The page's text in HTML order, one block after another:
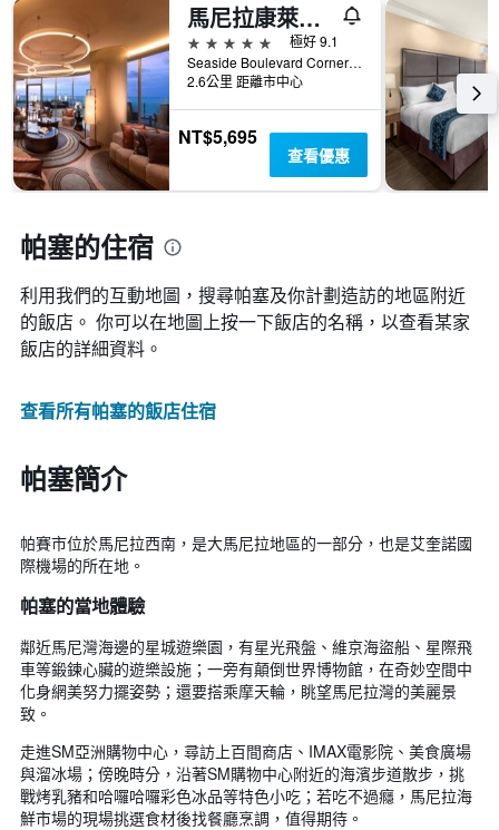
馬尼拉康萊德酒店
5星級
極好 9.1
Seaside Boulevard Corner Coral Way, 帕塞, 菲律賓
2.6公里 距離市中心
NT$5,695
查看優惠
帕塞的住宿
利用我們的互動地圖，搜尋帕塞​及你計劃造訪的地區附近
的飯店。 你可以在地圖上按一下飯店的名稱，以查看某家
飯店的詳細資料。
查看所有帕塞​的飯店住宿
帕塞簡介
帕賽市位於馬尼拉西南，是大馬尼拉地區的一部分，也是艾奎諾國
際機場的所在地。
帕塞的當地體驗
鄰近馬尼灣海邊的星城遊樂園，有星光飛盤、維京海盜船、星際飛
車等鍛鍊心臟的遊樂設施；一旁有顛倒世界博物館，在奇妙空間中
化身網美努力擺姿勢；還要搭乘摩天輪，眺望馬尼拉灣的美麗景
致。
走進SM亞洲購物中心，尋訪上百間商店、IMAX電影院、美食廣場
與溜冰場；傍晚時分，沿著SM購物中心附近的海濱步道散步，挑
戰烤乳豬和哈囉哈囉彩色冰品等特色小吃；若吃不過癮，馬尼拉海
鮮市場的現場挑選食材後找餐廳烹調，值得期待。